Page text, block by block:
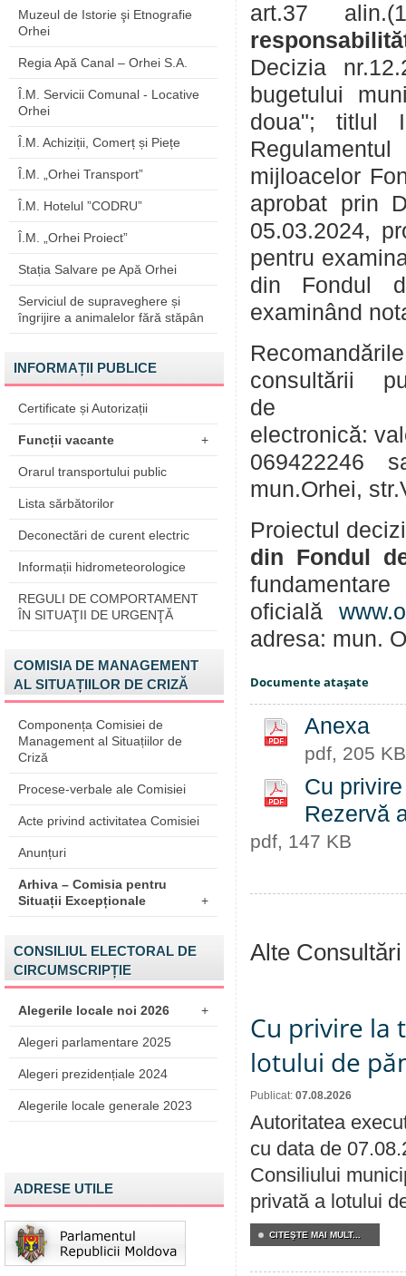
Muzeul de Istorie şi Etnografie
Orhei
Regia Apă Canal – Orhei S.A.
Î.M. Servicii Comunal - Locative
Orhei
Î.M. Achiziții, Comerț și Piețe
Î.M. „Orhei Transport”
Î.M. Hotelul ”CODRU”
Î.M. „Orhei Proiect”
Stația Salvare pe Apă Orhei
Serviciul de supraveghere și
îngrijire a animalelor fără stăpân
INFORMAȚII PUBLICE
Certificate și Autorizații
Funcții vacante +
Orarul transportului public
Lista sărbătorilor
Deconectări de curent electric
Informații hidrometeorologice
REGULI DE COMPORTAMENT
ÎN SITUAŢII DE URGENŢĂ
COMISIA DE MANAGEMENT
AL SITUAȚIILOR DE CRIZĂ
Componența Comisiei de
Management al Situațiilor de
Criză
Procese-verbale ale Comisiei
Acte privind activitatea Comisiei
Anunțuri
Arhiva – Comisia pentru
Situații Excepționale
+
CONSILIUL ELECTORAL DE
CIRCUMSCRIPȚIE
Alegerile locale noi 2026 +
Alegeri parlamentare 2025
Alegeri prezidențiale 2024
Alegerile locale generale 2023
ADRESE UTILE
art.37
Decizia
bugetului
doua"; titlul
mijloacelor
aprobat prin
05.03.2024,
pentru
din Fondul
examinând
consultării
electronică:
069422246
mun.Orhei,
Proiectul
din Fondul
oficială
adresa: mun.
Documente ataşate
Anexa
pdf, 205 KB
Cu
Rezervă
pdf, 147 KB
Alte
Cu privire la
lotului de
Publicat: 07.08.2026
Autoritatea
cu data de
Consiliului
privată a lotului
CITEŞTE MAI MULT...